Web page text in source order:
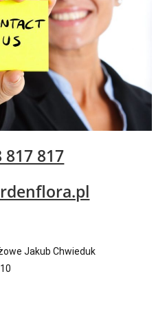
817 817
Jakub Chwieduk